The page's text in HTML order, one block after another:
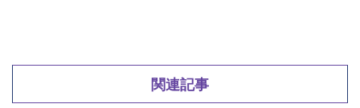
関連記事